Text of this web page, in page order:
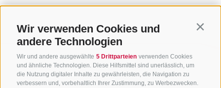
Wir verwenden Cookies und
andere Technologien
Wir und andere ausgewählte 5 Drittparteien verwenden Cookies
und ähnliche Technologien. Diese Hilfsmittel sind unerlässlich, um
die Nutzung digitaler Inhalte zu gewährleisten, die Navigation zu
verbessern und, vorbehaltlich Ihrer Zustimmung, zu Werbezwecken.